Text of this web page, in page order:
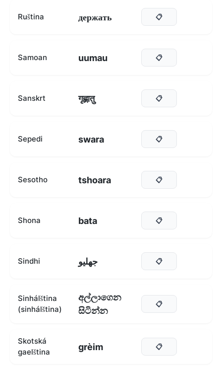
Ruština держать 📋
Samoan uumau 📋
Sanskrt गृह्णातु 📋
Sepedi swara 📋
Sesotho tshoara 📋
Shona bata 📋
Sindhi جهليو 📋
Sinhálština
(sinhálština)
අල්ලාගෙන
සිටින්න
📋
Skotská
gaelština
grèim 📋